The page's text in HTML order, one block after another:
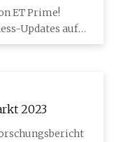
ET Prime!
Updates auf
2023